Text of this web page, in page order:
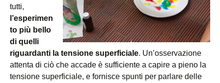
tutti,
l’esperimen
to più bello
di quelli
riguardanti la tensione superficiale. Un’osservazione
attenta di ciò che accade è sufficiente a capire a pieno la
tensione superficiale, e fornisce spunti per parlare delle